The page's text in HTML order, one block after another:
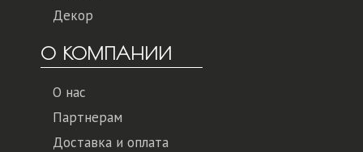
Декор
О КОМПАНИИ
О нас
Партнерам
Доставка и оплата